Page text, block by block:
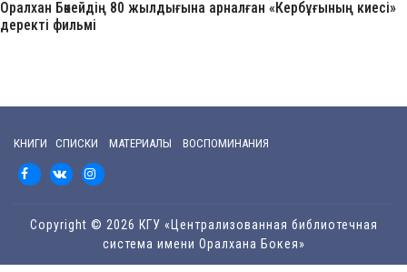
Оралхан Бөкейдің 80 жылдығына арналған «Кербұғының киесі»
деректі фильмі
КНИГИ СПИСКИ МАТЕРИАЛЫ ВОСПОМИНАНИЯ
Copyright © 2026 КГУ «Централизованная библиотечная
система имени Оралхана Бокея»